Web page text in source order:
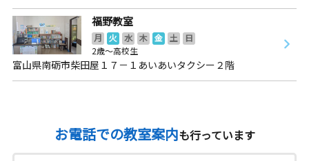
福野教室
月 火 水 木 金 土
日
2歳～高校生
富山県南砺市柴田屋１７－１あいあいタクシー２階
お電話での教室案内も行っています